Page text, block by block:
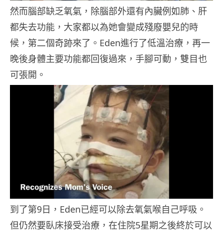
然而腦部缺乏氧氣，除腦部外還有內臟例如肺、肝
都失去功能，大家都以為她會變成殘廢嬰兒的時
候，第二個奇跡來了。Eden進行了低溫治療，再一
晚後身體主要功能都回復過來，手腳可動，雙目也
可張開。
到了第9日，Eden已經可以除去氧氣喉自己呼吸。
但仍然要臥床接受治療，在住院5星期之後終於可以